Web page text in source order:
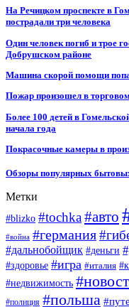
На Речицком проспекте в
пострадали три человека
Один человек погиб и трое
Добрушском районе
Машина скорой помощи
Пожар произошел в
Более 100 детей в
начала года
Покрасочные камеры в
Обзоры популярных
Метки
#blizko #tochka#авто
#война #германия
#дальнобойщик #деньги
#здоровье #игра #италия
#недвижимость
#полиция #польша